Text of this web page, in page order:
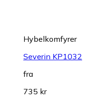
Hybelkomfyrer
Severin KP1032
fra
735 kr